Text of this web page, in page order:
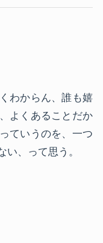
わからん、誰も嬉
よくあることだか
ていうのを、一つ
、って思う。